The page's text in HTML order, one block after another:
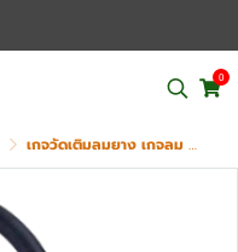
0
เกจวัดเติมลมยาง เกจลม แบรนด์ SUMO รุ่น TG-10